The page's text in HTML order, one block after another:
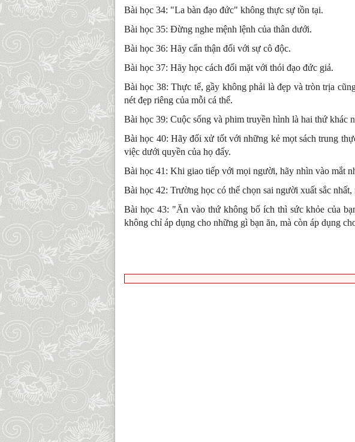
Bài học 34: "La bàn đạo đức" không thực sự tồn tại.
Bài học 35: Đừng nghe mệnh lệnh của thân dưới.
Bài học 36: Hãy cẩn thận đối với sự cô độc.
Bài học 37: Hãy học cách đối mặt với thói đạo đức giả.
Bài học 38: Thực tế, gầy không phải là đẹp và tròn trịa
nét đẹp riêng của mỗi cá thể.
Bài học 39: Cuộc sống và phim truyền hình là hai thứ khác
Bài học 40: Hãy đối xử tốt với những kẻ mọt sách trung
việc dưới quyền của họ đấy.
Bài học 41: Khi giao tiếp với mọi người, hãy nhìn vào mắt
Bài học 42: Trường học có thể chọn sai người xuất sắc
Bài học 43: "Ăn vào thứ không bổ ích thì sức khỏe của
không chỉ áp dụng cho những gì bạn ăn, mà còn áp dụng